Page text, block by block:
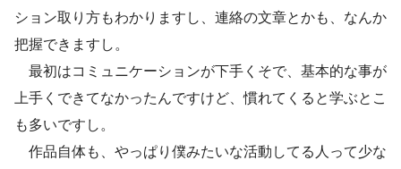
ション取り方もわかりますし、連絡の文章とかも、なんか
把握できますし。
最初はコミュニケーションが下手くそで、基本的な事が
上手くできてなかったんですけど、慣れてくると学ぶとこ
も多いですし。
作品自体も、やっぱり僕みたいな活動してる人って少な